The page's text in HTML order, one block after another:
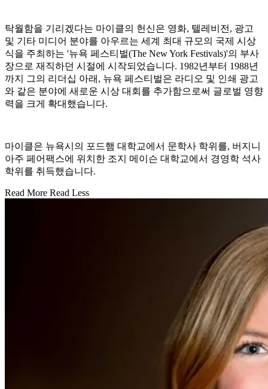
탁월함을 기리겠다는 마이클의 헌신은 영화, 텔레비전, 광고
및 기타 미디어 분야를 아우르는 세계 최대 규모의 국제 시상
식을 주최하는 '뉴욕 페스티벌(The New York Festivals)'의 부사
장으로 재직하던 시절에 시작되었습니다. 1982년부터 1988년
까지 그의 리더십 아래, 뉴욕 페스티벌은 라디오 및 인쇄 광고
와 같은 분야에 새로운 시상 대회를 추가함으로써 글로벌 영향
력을 크게 확대했습니다.
마이클은 뉴욕시의 포드햄 대학교에서 문학사 학위를, 버지니
아주 페어팩스에 위치한 조지 메이슨 대학교에서 경영학 석사
학위를 취득했습니다.
Read More Read Less